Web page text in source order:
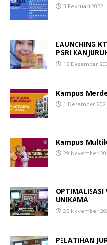
3 Februari 2022
LAUNCHING
PGRI
15 Desember
Kampus
1 Desember 2021
Kampus
29 November
OPTIMALISASI
UNIKAMA
25 November
PELATIHAN